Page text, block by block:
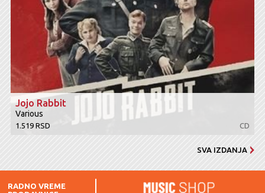
Jojo Rabbit
Various
1.519 RSD CD
SVA IZDANJA
RADNO VREME